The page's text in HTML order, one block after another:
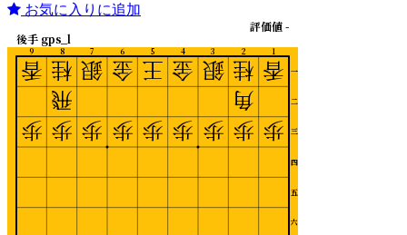
お気に入りに追加
1
2
3
4
5
6
7
8
9
一
二
三
四
五
六
後手 gps_l
評価値 -
香
歩
桂
角
歩
銀
歩
金
歩
王
歩
金
歩
銀
歩
桂
飛
歩
香
歩